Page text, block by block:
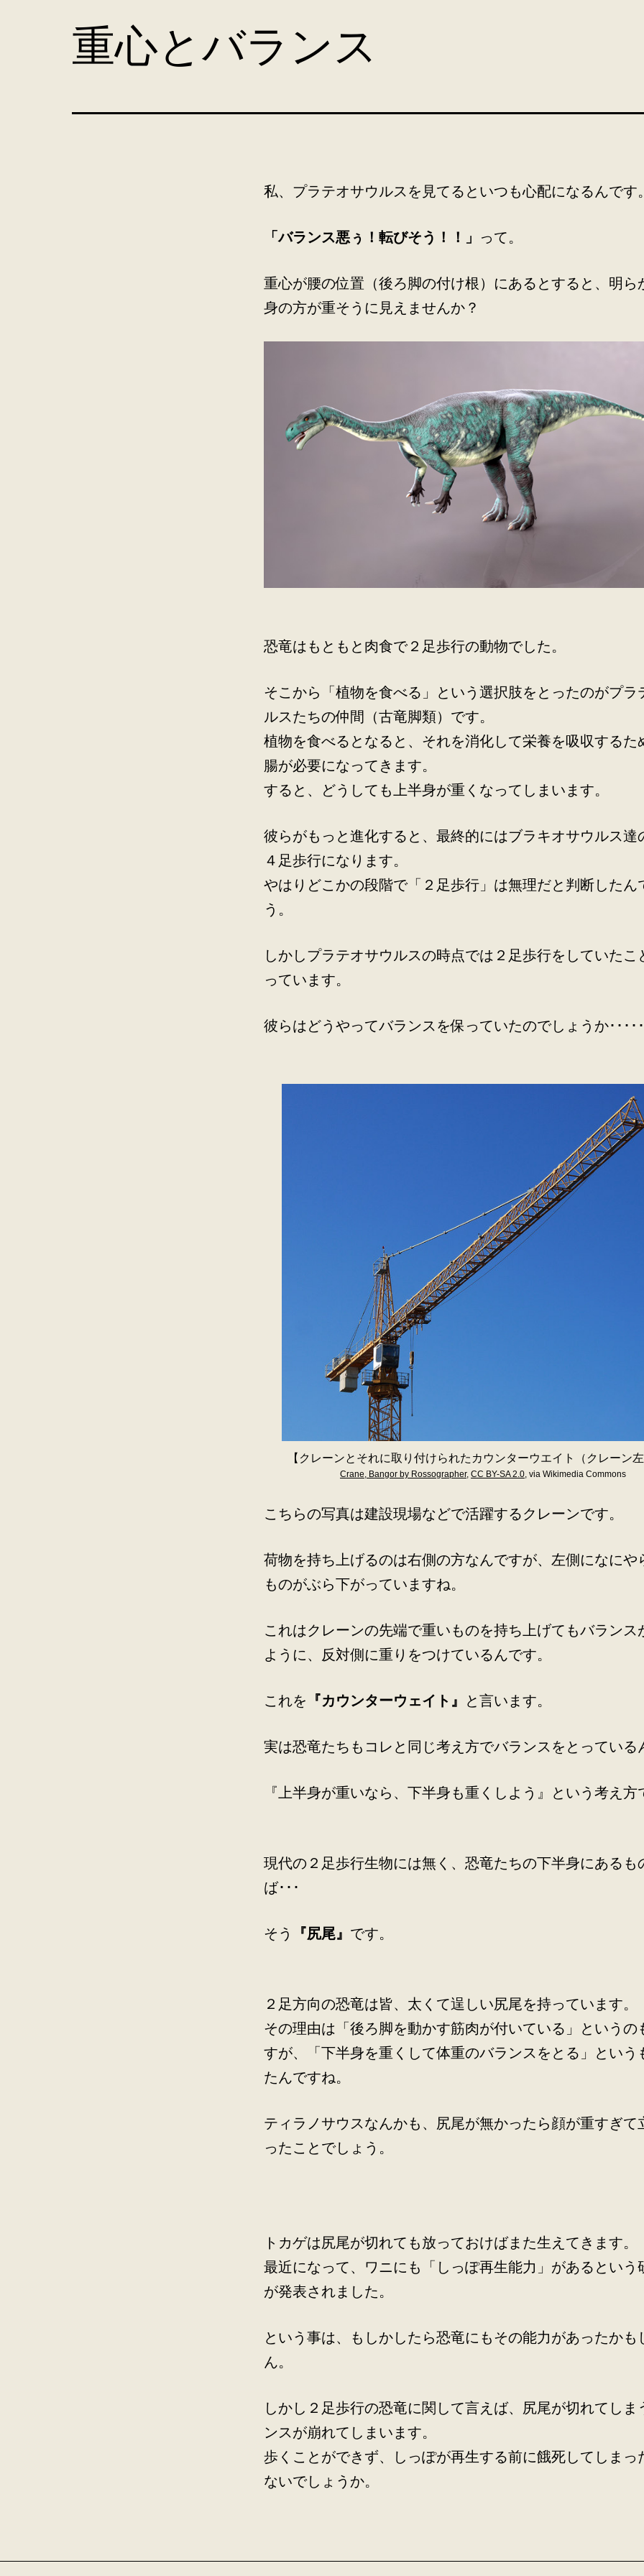
重心とバランス
私、プラテオサウルスを見てるといつも心配になるんです
「バランス悪ぅ！転びそう！！」 って。
重心が腰の位置（後ろ脚の付け根）にあるとすると、明ら
身の方が重そうに見えませんか？
恐竜はもともと肉食で２足歩行の動物でした。
そこから「植物を食べる」という選択肢をとったのがプラ
ルスたちの仲間（古竜脚類）です。
植物を食べるとなると、それを消化して栄養を吸収するた
腸が必要になってきます。
すると、どうしても上半身が重くなってしまいます。
彼らがもっと進化すると、最終的にはブラキオサウルス達
４足歩行になります。
やはりどこかの段階で「２足歩行」は無理だと判断したん
う。
しかしプラテオサウルスの時点では２足歩行をしていたこ
っています。
彼らはどうやってバランスを保っていたのでしょうか････
【クレーンとそれに取り付けられたカウンターウエイト（クレーン
Crane, Bangor by Rossographer, CC BY-SA 2.0, via Wikimedia Commons
こちらの写真は建設現場などで活躍するクレーンです。
荷物を持ち上げるのは右側の方なんですが、左側になにや
ものがぶら下がっていますね。
これはクレーンの先端で重いものを持ち上げてもバランス
ように、反対側に重りをつけているんです。
これを 『カウンターウェイト』 と言います。
実は恐竜たちもコレと同じ考え方でバランスをとっている
『上半身が重いなら、下半身も重くしよう』という考え方
現代の２足歩行生物には無く、恐竜たちの下半身にあるも
ば･･･
そう 『尻尾』 です。
２足方向の恐竜は皆、太くて逞しい尻尾を持っています。
その理由は「後ろ脚を動かす筋肉が付いている」というの
すが、「下半身を重くして体重のバランスをとる」という
たんですね。
ティラノサウスなんかも、尻尾が無かったら顔が重すぎて
ったことでしょう。
トカゲは尻尾が切れても放っておけばまた生えてきます。
最近になって、ワニにも「しっぽ再生能力」があるという
が発表されました。
という事は、もしかしたら恐竜にもその能力があったかも
ん。
しかし２足歩行の恐竜に関して言えば、尻尾が切れてしま
ンスが崩れてしまいます。
歩くことができず、しっぽが再生する前に餓死してしまっ
ないでしょうか。